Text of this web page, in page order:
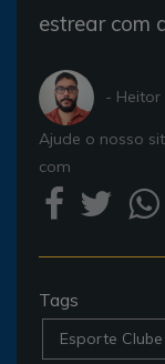
estrear com
- Heitor
Ajude o nosso
com
Tags
Esporte